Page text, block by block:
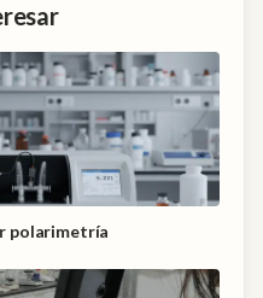
polarimetría